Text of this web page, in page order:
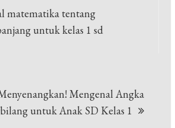
matematika tentang
untuk kelas 1 sd
Mengenal Angka
untuk Anak SD Kelas 1